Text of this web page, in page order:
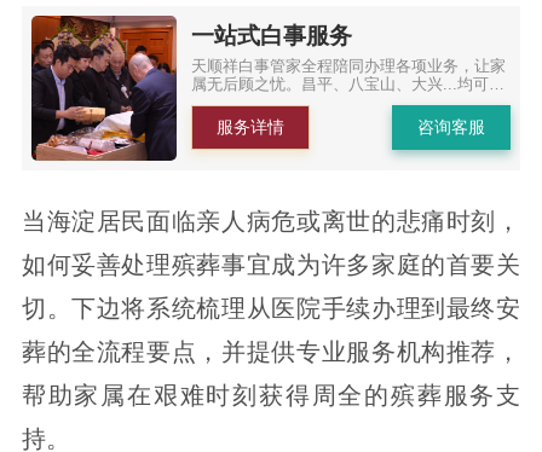
一站式白事服务
天顺祥白事管家全程陪同办理各项业务，让家
属无后顾之忧。昌平、八宝山、大兴...均可办
理
服务详情 咨询客服
当海淀居民面临亲人病危或离世的悲痛时刻，
如何妥善处理殡葬事宜成为许多家庭的首要关
切。下边将系统梳理从医院手续办理到最终安
葬的全流程要点，并提供专业服务机构推荐，
帮助家属在艰难时刻获得周全的殡葬服务支
持。